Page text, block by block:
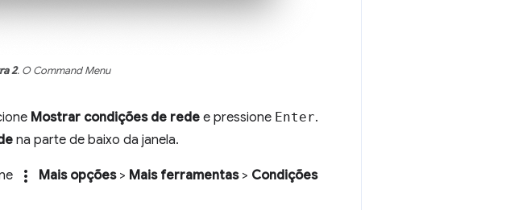
2. O Command Menu
Mostrar condições de rede e pressione Enter.
na parte de baixo da janela.
more_vert Mais opções> Mais ferramentas> Condições